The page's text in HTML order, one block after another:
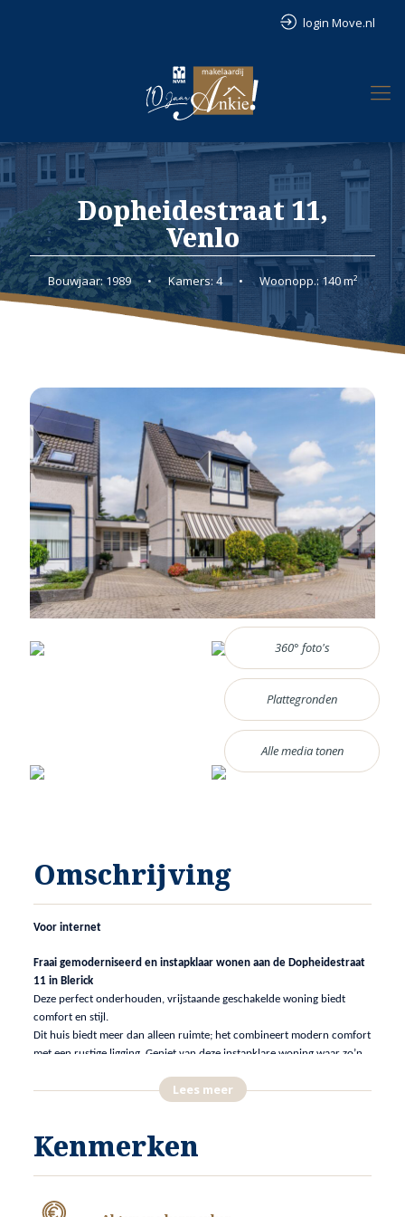
login Move.nl
Dopheidestraat 11,
Venlo
Bouwjaar: 1989 • Kamers: 4 • Woonopp.: 140 m²
360° foto's
Plattegronden
Alle media tonen
Omschrijving
Voor internet
Fraai gemoderniseerd en instapklaar wonen aan de Dopheidestraat
11 in Blerick
Deze perfect onderhouden, vrijstaande geschakelde woning biedt
comfort en stijl.
Dit huis biedt meer dan alleen ruimte; het combineert modern comfort
met een rustige ligging. Geniet van deze instapklare woning waar zo’n
keuken en beide badkamers zijn modern en van alle gemakken
Het is hier letterlijk direct verhuizen en genieten.
Ruimte en Comfort
Lees meer
Kenmerken